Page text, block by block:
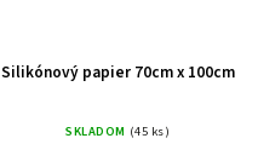
Silikónový papier 70cm x 100cm
SKLADOM (45 ks)